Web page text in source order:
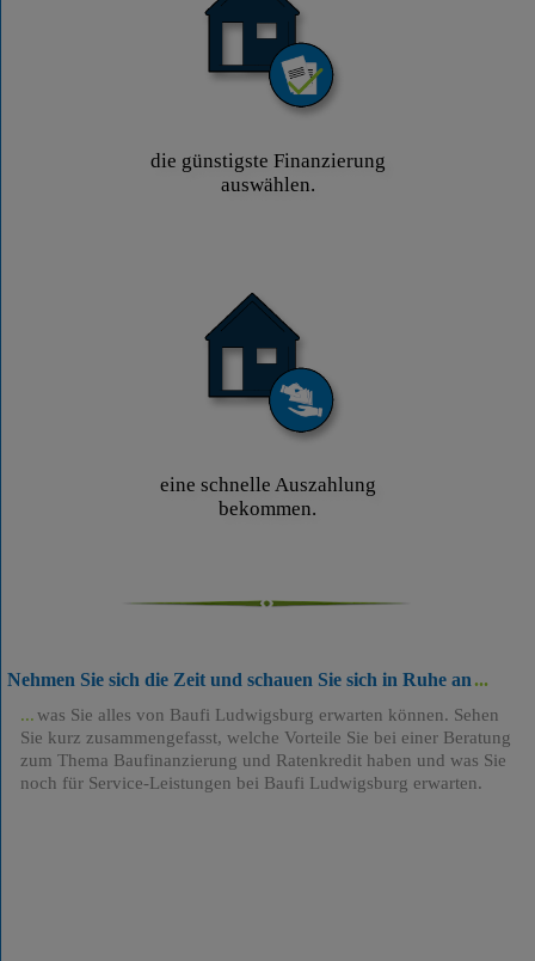
die günstigste Finanzierung
auswählen.
eine schnelle Auszahlung
bekommen.
Nehmen Sie sich die Zeit und schauen Sie sich in Ruhe an
was Sie alles von Baufi Ludwigsburg erwarten können. Sehen
Sie kurz zusammengefasst, welche Vorteile Sie bei einer Beratung
zum Thema Baufinanzierung und Ratenkredit haben und was Sie
noch für Service-Leistungen bei Baufi Ludwigsburg erwarten.